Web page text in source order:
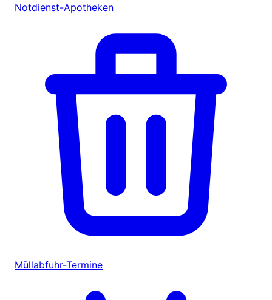
Notdienst-Apotheken
Müllabfuhr-Termine